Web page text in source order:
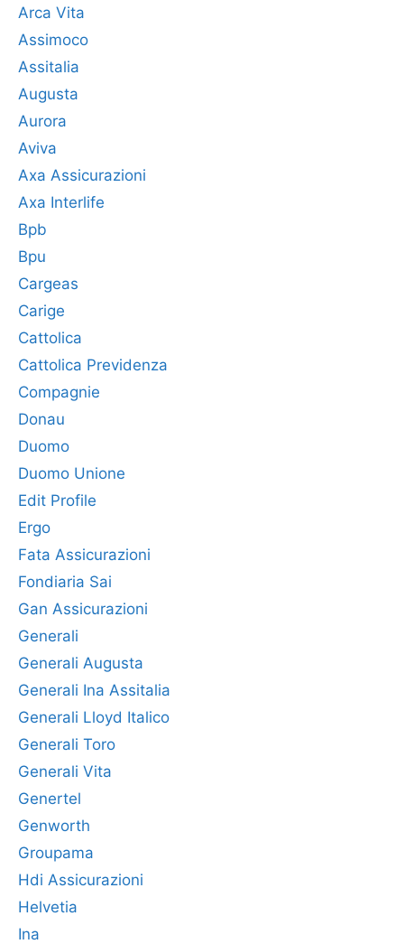
Arca Vita
Assimoco
Assitalia
Augusta
Aurora
Aviva
Axa Assicurazioni
Axa Interlife
Bpb
Bpu
Cargeas
Carige
Cattolica
Cattolica Previdenza
Compagnie
Donau
Duomo
Duomo Unione
Edit Profile
Ergo
Fata Assicurazioni
Fondiaria Sai
Gan Assicurazioni
Generali
Generali Augusta
Generali Ina Assitalia
Generali Lloyd Italico
Generali Toro
Generali Vita
Genertel
Genworth
Groupama
Hdi Assicurazioni
Helvetia
Ina